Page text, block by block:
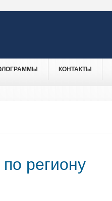
КОНТАКТЫ
региону